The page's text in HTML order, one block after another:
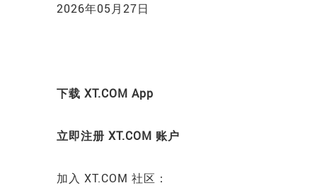
2026年05月27日
下载 XT.COM App
立即注册 XT.COM 账户
加入 XT.COM 社区：